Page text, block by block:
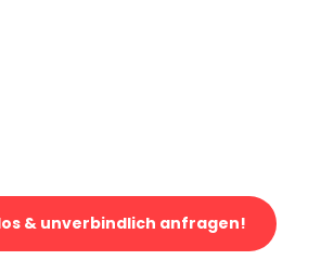
& unverbindlich anfragen!